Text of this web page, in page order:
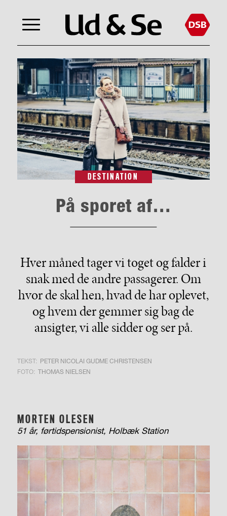
DESTINATION
På sporet af…
Hver måned tager vi toget og falder i
snak med de andre passagerer. Om
hvor de skal hen, hvad de har oplevet,
og hvem der gemmer sig bag de
ansigter, vi alle sidder og ser på.
TEKST: PETER NICOLAI GUDME CHRISTENSEN
FOTO: THOMAS NIELSEN
MORTEN OLESEN
51 år, førtidspensionist, Holbæk Station